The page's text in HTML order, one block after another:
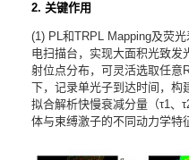
2. 关键作用
(1) PL和TRPL Mapping及荧
电扫描台，实现大面积光致发
射位点分布，可灵活选取任意
下，记录单光子到达时间，构
拟合解析快慢衰减分量（τ1、
体与束缚激子的不同动力学特